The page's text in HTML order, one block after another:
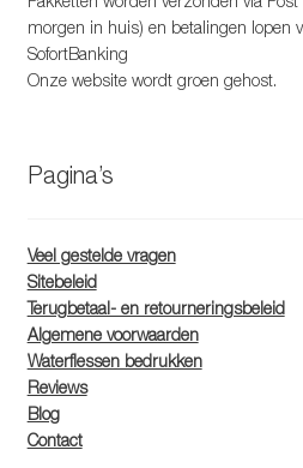
morgen in huis) en betalingen lopen
SofortBanking
Onze website wordt groen gehost.
Pagina’s
Veel gestelde vragen
Sitebeleid
Terugbetaal- en retourneringsbeleid
Algemene voorwaarden
Waterflessen bedrukken
Reviews
Blog
Contact